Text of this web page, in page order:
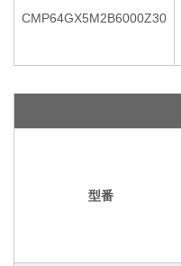
CMP64GX5M2B6000Z30
型番